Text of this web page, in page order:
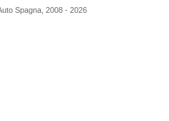
Spagna, 2008 - 2026